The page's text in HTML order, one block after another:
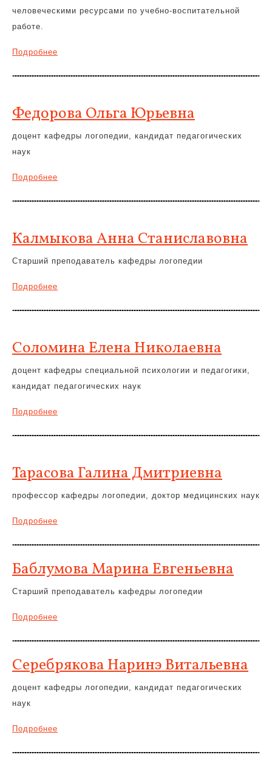
человеческими ресурсами по учебно-воспитательной
работе.
Подробнее
Федорова Ольга Юрьевна
доцент кафедры логопедии, кандидат педагогических
наук
Подробнее
Калмыкова Анна Станиславовна
Старший преподаватель кафедры логопедии
Подробнее
Соломина Елена Николаевна
доцент кафедры специальной психологии и педагогики,
кандидат педагогических наук
Подробнее
Тарасова Галина Дмитриевна
профессор кафедры логопедии, доктор медицинских наук
Подробнее
Баблумова Марина Евгеньевна
Старший преподаватель кафедры логопедии
Подробнее
Серебрякова Наринэ Витальевна
доцент кафедры логопедии, кандидат педагогических
наук
Подробнее